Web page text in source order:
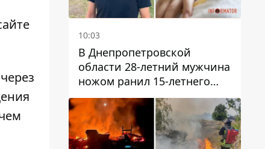
10:03
В Днепропетровской
области 28-летний мужчина
ножом ранил 15-летнего
парня